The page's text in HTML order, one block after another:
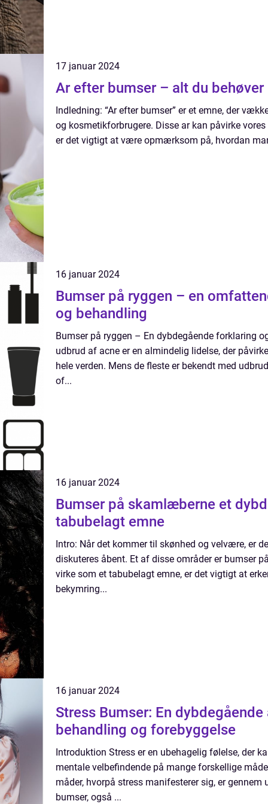
17 januar 2024
Ar efter bumser – alt du behøver
Indledning: “Ar efter bumser” er et emne, der
og kosmetikforbrugere. Disse ar kan påvirke
er det vigtigt at være opmærksom på, hvordan
16 januar 2024
Bumser på ryggen – en
og behandling
Bumser på ryggen – En dybdegående forklaring
udbrud af acne er en almindelig lidelse, der
hele verden. Mens de fleste er bekendt med
of...
16 januar 2024
Bumser på skamlæberne et dybdegående kig på et
tabubelagt emne
Intro: Når det kommer til skønhed og velvære, er
diskuteres åbent. Et af disse områder er bumser
virke som et tabubelagt emne, er det vigtigt at
bekymring...
16 januar 2024
Stress Bumser: En
behandling og forebyggelse
Introduktion Stress er en ubehagelig følelse, der
mentale velbefindende på mange forskellige
måder, hvorpå stress manifesterer sig, er
bumser, også ...